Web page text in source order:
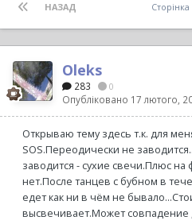
НАЗАД Сторінка
Oleks
283 0
Опубліковано 17 лютого,
Открываю тему здесь т.к. для
SOS.Переодически не
заводится - сухие свечи.Плюс
нет.После танцев с бубном в
едет как ни в чём не
высвечивает.Может совпадение